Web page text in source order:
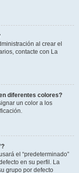
al crear el
contacte con La
diferentes colores?
un color a los
el “predeterminado”
en su perfil. La
grupo por defecto